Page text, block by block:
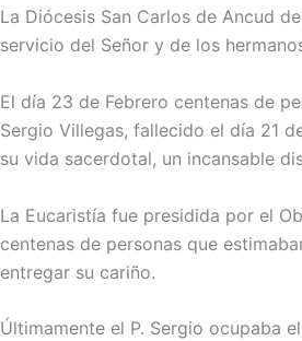
La Diócesis San Carlos de Ancud
servicio del Señor y de los
El día 23 de Febrero centenas de
Sergio Villegas, fallecido el día 21
su vida sacerdotal, un incansable
La Eucaristía fue presidida por el
centenas de personas que
entregar su cariño.
Últimamente el P. Sergio ocupaba